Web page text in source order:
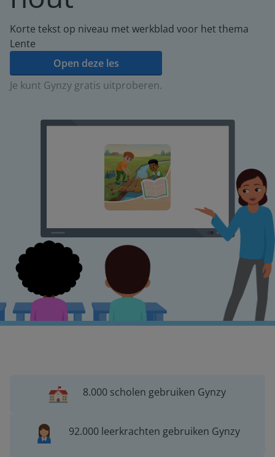
Korte tekst op niveau met werkblad voor het thema
Lente
Open deze les
Je kunt Gynzy gratis uitproberen.
8.000 scholen gebruiken Gynzy
92.000 leerkrachten gebruiken Gynzy